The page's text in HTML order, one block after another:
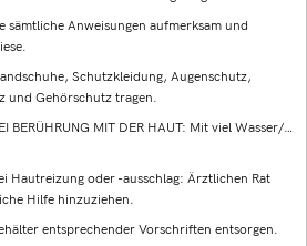
sämtliche Anweisungen aufmerksam und
Schutzkleidung, Augenschutz,
und Gehörschutz tragen.
BERÜHRUNG MIT DER HAUT: Mit viel Wasser/…
Hautreizung oder -ausschlag: Ärztlichen Rat
Hilfe hinzuziehen.
entsprechender Vorschriften entsorgen.